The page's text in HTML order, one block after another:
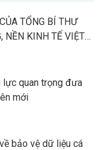
TỔNG BÍ THƯ
NỀN KINH TẾ VIỆT
NHẤT CHÂU Á
quan trọng đưa
mới
bảo vệ dữ liệu cá